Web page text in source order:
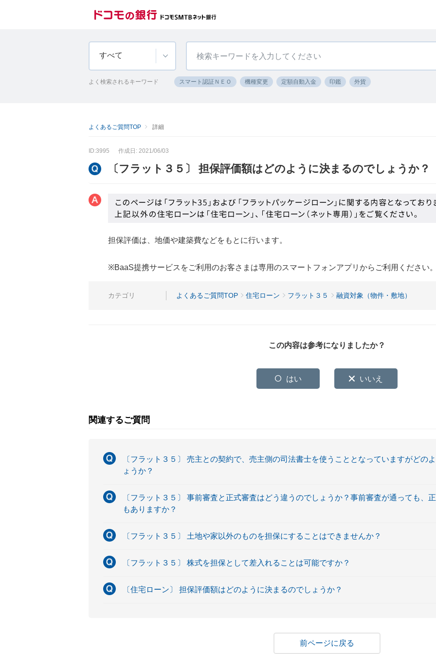
すべて
よく検索されるキーワード スマート認証ＮＥＯ 機種変更 定額自動入金 印鑑 外貨
よくあるご質問TOP 詳細
ID:3995 作成日: 2021/06/03
〔フラット３５〕 担保評価額はどのように決まるのでしょうか？
担保評価は、地価や建築費などをもとに行います。
※BaaS提携サービスをご利用のお客さまは専用のスマートフォンアプリからご利用ください
カテゴリ よくあるご質問TOP 住宅ローン フラット３５ 融資対象（物件・敷地）
この内容は参考になりましたか？
はい いいえ
関連するご質問
〔フラット３５〕 売主との契約で、売主側の司法書士を使うこととなっていますがどの
ょうか？
〔フラット３５〕 事前審査と正式審査はどう違うのでしょうか？事前審査が通っても、
もありますか？
〔フラット３５〕 土地や家以外のものを担保にすることはできませんか？
〔フラット３５〕 株式を担保として差入れることは可能ですか？
〔住宅ローン〕 担保評価額はどのように決まるのでしょうか？
戻る